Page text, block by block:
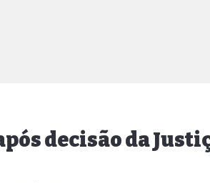
decisão da